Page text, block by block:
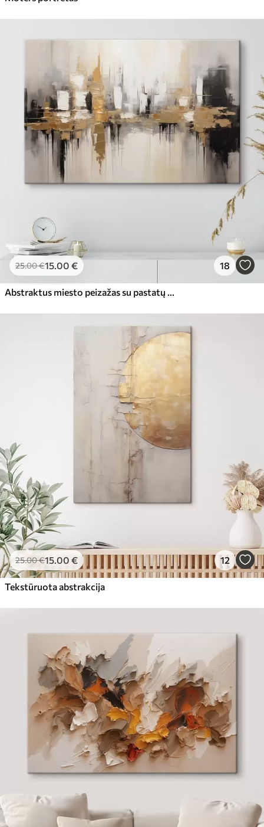
25.00€15.00 € 18
Abstraktus miesto peizažas su pastatų atspindžiais vandenyje, sukurtas neutraliais tonais su šiltų atspalvių akcentais
25.00€15.00 € 12
Tekstūruota abstrakcija